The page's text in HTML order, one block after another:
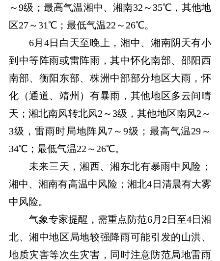
～9级；最高气温湘中、湘南32～35℃，其他地
区27～31℃；最低气温22～26℃。
6月4日白天至晚上，湘中、湘南阴天有小
到中等阵雨或雷阵雨，其中怀化南部、邵阳西
南部、衡阳东部、株洲中部部分地区大雨，怀
化（通道、靖州）有暴雨，其他地区多云间晴
天；湘北南风转北风2～3级，其他地区南风2～
3级，雷雨时局地阵风7～9级；最高气温29～
34℃；最低气温22～26℃。
未来三天，湘西、湘东北有暴雨中风险；
湘中、湘南有高温中风险；湘北4日清晨有大雾
中风险。
气象专家提醒，需重点防范6月2日至4日湘
北、湘中地区局地较强降雨可能引发的山洪、
地质灾害等次生灾害，同时注意防范局地雷雨